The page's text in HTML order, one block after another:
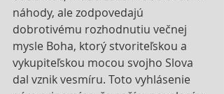
náhody, ale zodpovedajú
dobrotivému rozhodnutiu večnej
mysle Boha, ktorý stvoriteľskou a
vykupiteľskou mocou svojho Slova
dal vznik vesmíru. Toto vyhlásenie